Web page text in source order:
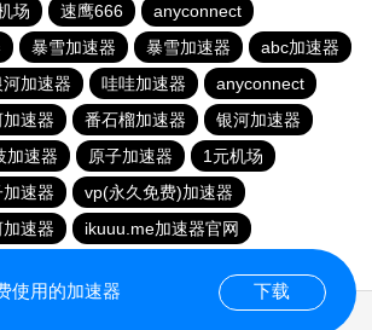
场 速鹰666
anyconnect
暴雪加速器 暴雪加速器
abc加速器
河加速器 哇哇加速器
anyconnect
速器 番石榴加速器
银河加速器
加速器 原子加速器
1元机场
速器
vp(永久免费)加速器
速器
ikuuu.me加速器官网
使用的加速器 下载